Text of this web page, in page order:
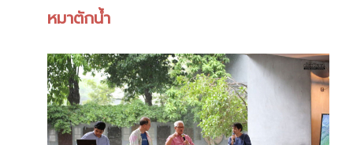
หมาตักน้ำ